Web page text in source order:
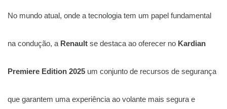
No mundo atual, onde a tecnologia tem um papel fundamental
na condução, a Renault se destaca ao oferecer no Kardian
Premiere Edition 2025 um conjunto de recursos de segurança
que garantem uma experiência ao volante mais segura e